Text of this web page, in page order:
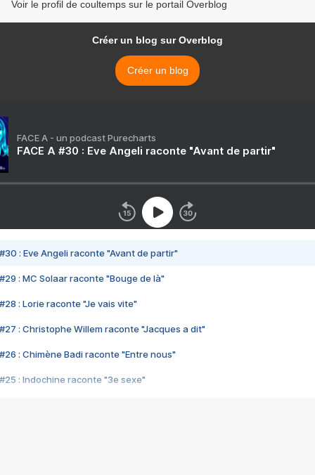
Voir le profil de coultemps sur le portail Overblog
Créer un blog sur Overblog
Créer un blog
FACE A - un podcast Purecharts
FACE A #30 : Eve Angeli raconte "Avant de partir"
#30 : Eve Angeli raconte "Avant de partir"
#29 : MC Solaar raconte "Bouge de là"
#28 : Lorie raconte "Je vais vite"
#27 : Christophe Willem raconte "Jacques a dit"
#26 : Chimène Badi raconte "Entre nous"
#25 : Indochine raconte "3e sexe"